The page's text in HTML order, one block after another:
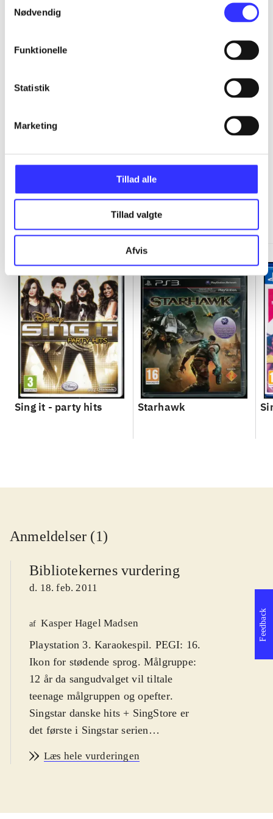
Nødvendig
Funktionelle
Statistik
Marketing
Tillad alle
Tillad valgte
Afvis
...
Sing it - party hits Starhawk
Anmeldelser (1)
Bibliotekernes vurdering
d. 18. feb. 2011
af Kasper Hagel Madsen
Playstation 3. Karaokespil. PEGI: 16.
Ikon for stødende sprog. Målgruppe:
12 år da sangudvalget vil tiltale
teenage målgruppen og opefter.
Singstar danske hits + SingStore er
det første i Singstar serien
med på primært ny-klassikere af
hits af fx Cut n' Move og Poul Krebs
Læs hele vurderingen
Feedback